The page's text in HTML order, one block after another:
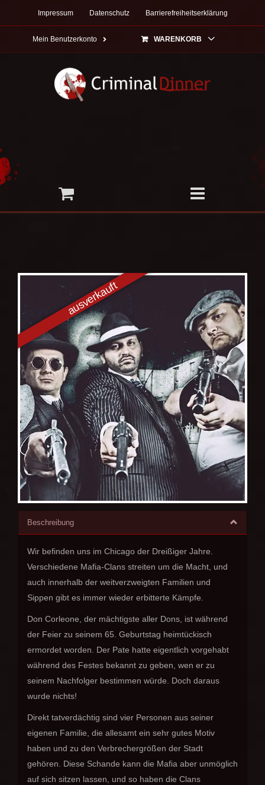
Impressum Datenschutz Barrierefreiheitserklärung
Mein Benutzerkonto WARENKORB
Beschreibung
Wir befinden uns im Chicago der Dreißiger Jahre.
Verschiedene Mafia-Clans streiten um die Macht, und
auch innerhalb der weitverzweigten Familien und
Sippen gibt es immer wieder erbitterte Kämpfe.
Don Corleone, der mächtigste aller Dons, ist während
der Feier zu seinem 65. Geburtstag heimtückisch
ermordet worden. Der Pate hatte eigentlich vorgehabt
während des Festes bekannt zu geben, wen er zu
seinem Nachfolger bestimmen würde. Doch daraus
wurde nichts!
Direkt tatverdächtig sind vier Personen aus seiner
eigenen Familie, die allesamt ein sehr gutes Motiv
haben und zu den Verbrechergrößen der Stadt
gehören. Diese Schande kann die Mafia aber unmöglich
auf sich sitzen lassen, und so haben die Clans